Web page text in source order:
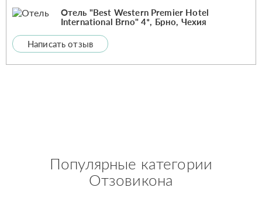
Отель "Best Western Premier Hotel
International Brno" 4*, Брно, Чехия
Написать отзыв
Популярные категории
Отзовикона